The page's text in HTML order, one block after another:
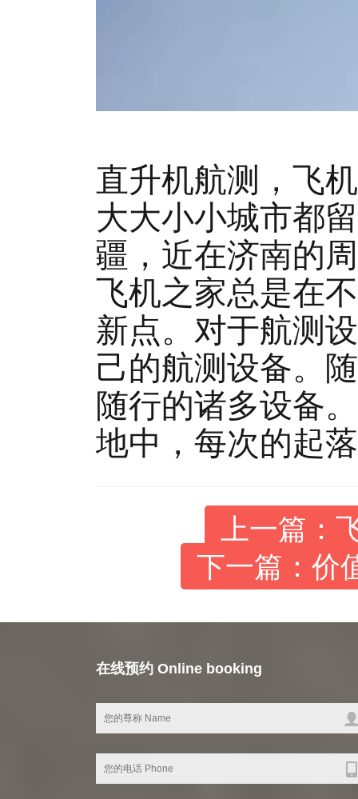
直升机航测，飞
大大小小城市都
疆，近在济南的
飞机之家总是在
新点。对于航测
己的航测设备。
随行的诸多设备
地中，每次的起
上一篇：
下一篇：价
在线预约 Online booking